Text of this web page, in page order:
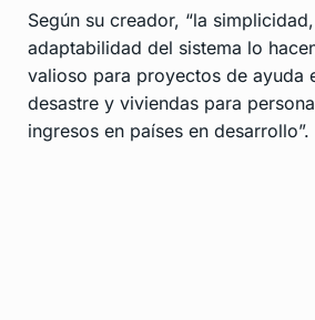
Según su creador, “la
adaptabilidad del sistema lo
valioso para proyectos de ayuda
desastre y viviendas para
ingresos en países en desarrollo”.